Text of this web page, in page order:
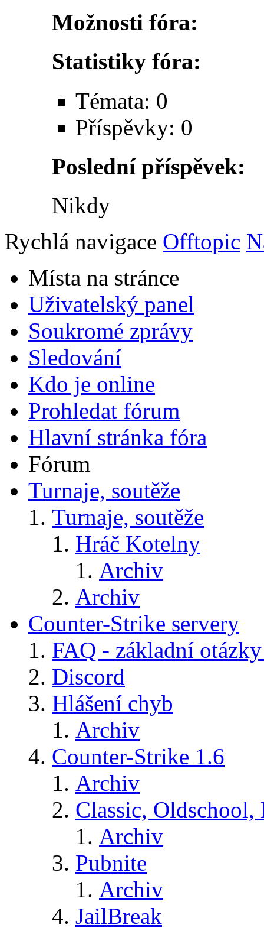
Možnosti fóra:
Statistiky fóra:
Témata: 0
Příspěvky: 0
Poslední příspěvek:
Nikdy
Rychlá navigace Offtopic
Místa na stránce
Uživatelský panel
Soukromé zprávy
Sledování
Kdo je online
Prohledat fórum
Hlavní stránka fóra
Fórum
Turnaje, soutěže
Turnaje, soutěže
Hráč Kotelny
Archiv
Archiv
Counter-Strike servery
FAQ - základní
Discord
Hlášení chyb
Archiv
Counter-Strike 1.6
Archiv
Classic,
Archiv
Pubnite
Archiv
JailBreak